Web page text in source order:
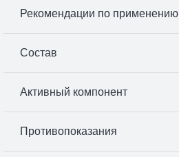
Рекомендации по применению
Состав
Активный компонент
Противопоказания